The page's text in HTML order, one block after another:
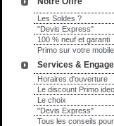
Les Soldes ?
"Devis Express"
100 % neuf et garanti
Primo sur votre mobile
Services &
Horaires d'ouverture
Le discount Primo ideo
Le choix
"Devis Express"
Tous les conseils pour